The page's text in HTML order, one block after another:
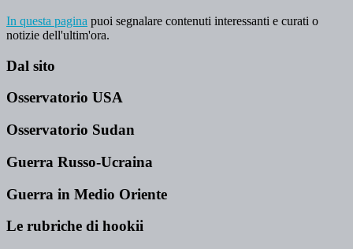
In questa pagina puoi segnalare contenuti interessanti e curati o
notizie dell'ultim'ora.
Dal sito
Osservatorio USA
Osservatorio Sudan
Guerra Russo-Ucraina
Guerra in Medio Oriente
Le rubriche di hookii